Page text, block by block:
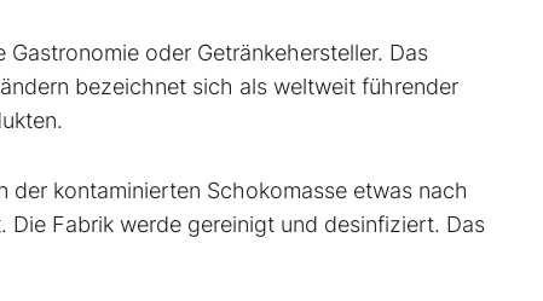
oder Getränkehersteller. Das
bezeichnet sich als weltweit führender
der kontaminierten Schokomasse etwas nach
Fabrik werde gereinigt und desinfiziert. Das